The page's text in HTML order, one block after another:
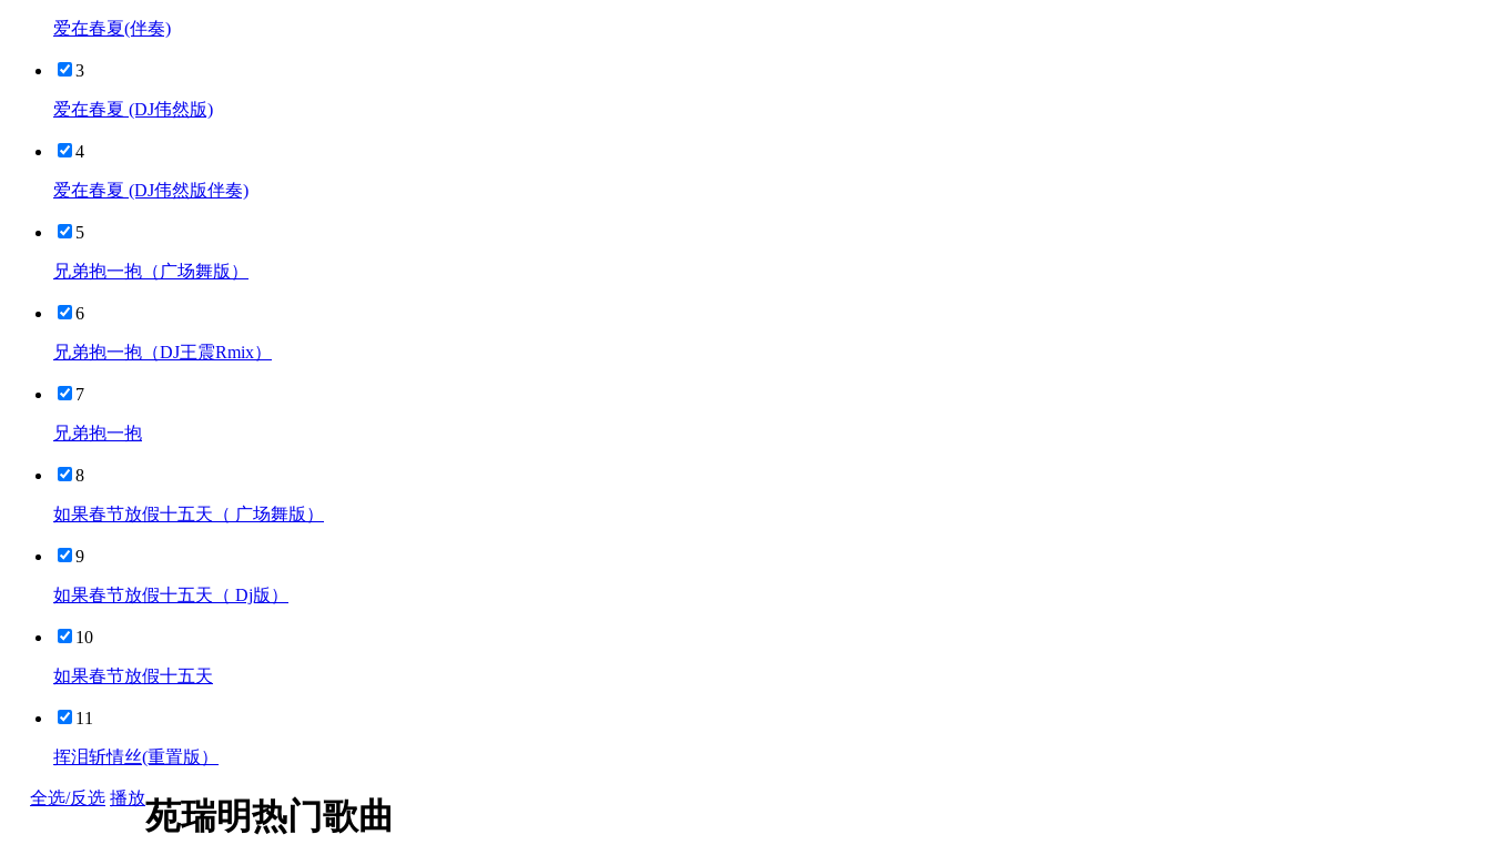
爱在春夏(伴奏)
3
爱在春夏 (DJ伟然版)
4
爱在春夏 (DJ伟然版伴奏)
5
兄弟抱一抱（广场舞版）
6
兄弟抱一抱（DJ王震Rmix）
7
兄弟抱一抱
8
如果春节放假十五天（ 广场舞版）
9
如果春节放假十五天（ Dj版）
10
如果春节放假十五天
11
挥泪斩情丝(重置版）
全选/反选 播放苑瑞明热门歌曲